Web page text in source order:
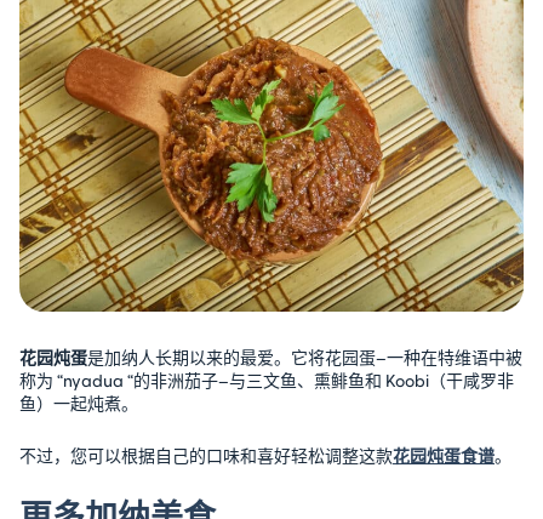
花园炖蛋是加纳人长期以来的最爱。它将花园蛋–一种在特维语中被
称为 “nyadua “的非洲茄子–与三文鱼、熏鲱鱼和 Koobi（干咸罗非
鱼）一起炖煮。
不过，您可以根据自己的口味和喜好轻松调整这款花园炖蛋食谱。